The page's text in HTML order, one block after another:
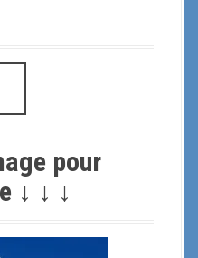
pour
↓ ↓ ↓